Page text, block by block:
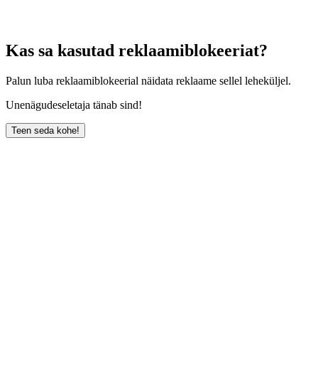
Kas sa kasutad reklaamiblokeeriat?
Palun luba reklaamiblokeerial näidata reklaame sellel leheküljel.
Unenägudeseletaja tänab sind!
Teen seda kohe!